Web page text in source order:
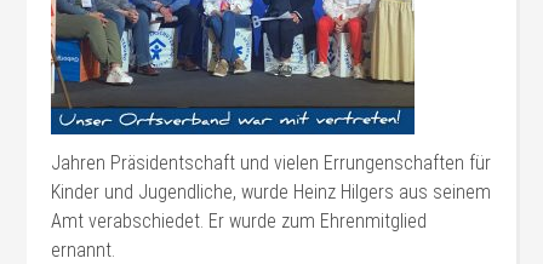
Jahren Präsidentschaft und vielen Errungenschaften für
Kinder und Jugendliche, wurde Heinz Hilgers aus seinem
Amt verabschiedet. Er wurde zum Ehrenmitglied
ernannt.